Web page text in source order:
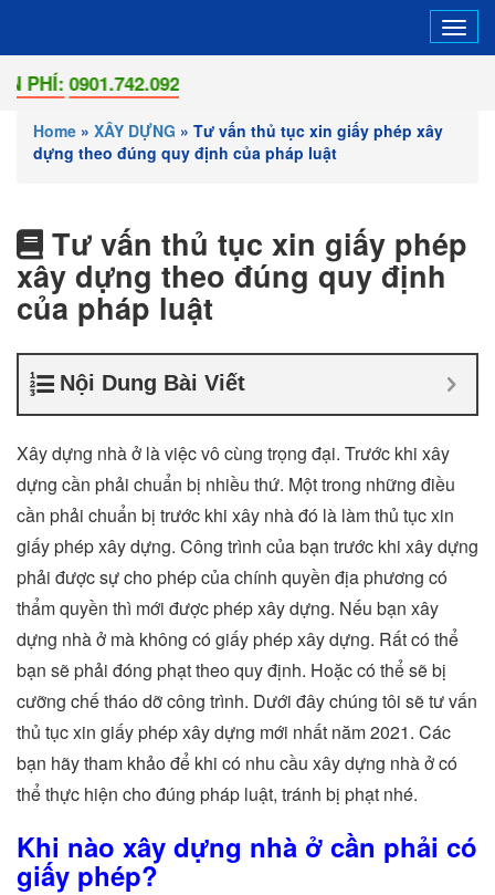
0901.742.092
Home » XÂY DỰNG » Tư vấn thủ tục xin giấy phép xây
dựng theo đúng quy định của pháp luật
Tư vấn thủ tục xin giấy phép
xây dựng theo đúng quy định
của pháp luật
Nội Dung Bài Viết
Xây dựng nhà ở là việc vô cùng trọng đại. Trước khi xây
dựng cần phải chuẩn bị nhiều thứ. Một trong những điều
cần phải chuẩn bị trước khi xây nhà đó là làm thủ tục xin
giấy phép xây dựng. Công trình của bạn trước khi xây dựng
phải được sự cho phép của chính quyền địa phương có
thẩm quyền thì mới được phép xây dựng. Nếu bạn xây
dựng nhà ở mà không có giấy phép xây dựng. Rất có thể
bạn sẽ phải đóng phạt theo quy định. Hoặc có thể sẽ bị
cưỡng chế tháo dỡ công trình. Dưới đây chúng tôi sẽ tư vấn
thủ tục xin giấy phép xây dựng mới nhất năm 2021. Các
bạn hãy tham khảo để khi có nhu cầu xây dựng nhà ở có
thể thực hiện cho đúng pháp luật, tránh bị phạt nhé.
Khi nào xây dựng nhà ở cần phải có
giấy phép?